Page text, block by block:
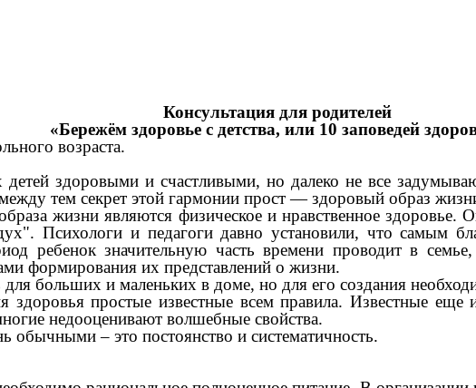
Консультация для родителей
«Бережём здоровье с детства, или 10 заповедей
возраста.
здоровыми и счастливыми, но далеко не все
тем секрет этой гармонии прост — здоровый образ
жизни являются физическое и нравственное
Психологи и педагоги давно установили, что самым
ребенок значительную часть времени проводит в
формирования их представлений о жизни.
больших и маленьких в доме, но для его создания
простые известные всем правила. Известные еще
недооценивают волшебные свойства.
обычными – это постоянство и систематичность.